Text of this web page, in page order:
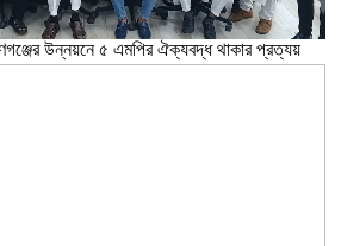
উন্নয়নে ৫ এমপির ঐক্যবদ্ধ থাকার প্রত্যয়